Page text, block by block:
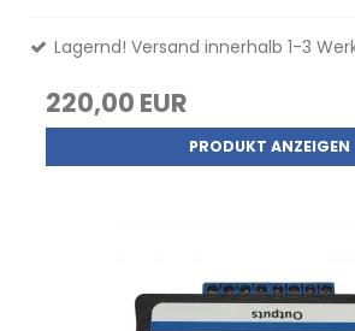
Lagernd! Versand innerhalb 1-3
220,00 EUR
PRODUKT ANZEIGEN